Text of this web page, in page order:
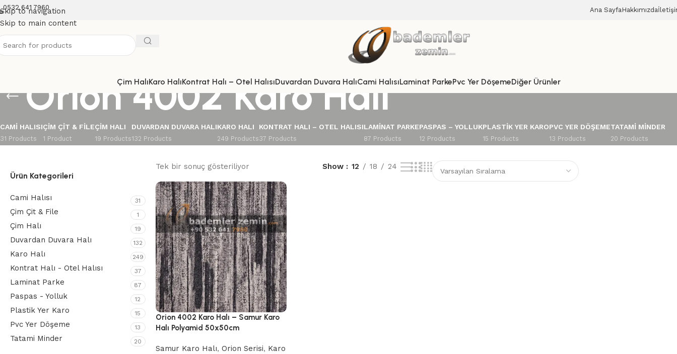
Skip to navigation
Skip to main content
0532 641 7960 Ana SayfaHakkımızda
Çim HalıKaro HalıKontrat Halı – Otel HalısıDuvardan Duvara HalıCami HalısıLaminat ParkePvc Yer DöşemeDiğer Ürünler
Orion 4002 Karo Halı
CAMI HALISI
31 Products
ÇIM ÇIT & FILE
1 Product
ÇIM HALI
19 Products
DUVARDAN DUVARA HALI
132 Products
KARO HALI
249 Products
KONTRAT HALI – OTEL HALISI
37 Products
LAMINAT PARKE
87 Products
PASPAS – YOLLUK
12 Products
PLASTIK YER KARO
15 Products
PVC YER DÖŞEME
13 Products
TATAMI MINDER
20 Products
Ürün Kategorileri
Cami Halısı 31
Çim Çit & File 1
Çim Halı 19
Duvardan Duvara Halı 132
Karo Halı 249
Kontrat Halı - Otel Halısı 37
Laminat Parke 87
Paspas - Yolluk 12
Plastik Yer Karo 15
Pvc Yer Döşeme 13
Tatami Minder 20
Tek bir sonuç gösteriliyor Show 12 18 24
Orion 4002 Karo Halı – Samur Karo
Halı Polyamid 50x50cm
Samur Karo Halı, Orion Serisi, Karo